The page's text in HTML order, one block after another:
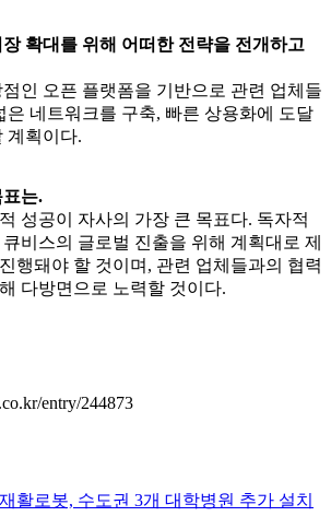
확대를 위해 어떠한 전략을 전개하고
인 오픈 플랫폼을 기반으로 관련 업체들
은 네트워크를 구축, 빠른 상용화에 도달
계획이다.
는.
성공이 자사의 가장 큰 목표다. 독자적
비스의 글로벌 진출을 위해 계획대로 제
행돼야 할 것이며, 관련 업체들과의 협력
다방면으로 노력할 것이다.
entry/244873
활로봇, 수도권 3개 대학병원 추가 설치